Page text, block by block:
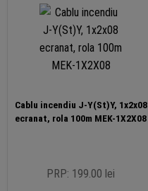
Cablu incendiu J-Y(St)Y, 1x2x08
ecranat, rola 100m MEK-1X2X08
PRP: 199.00 lei